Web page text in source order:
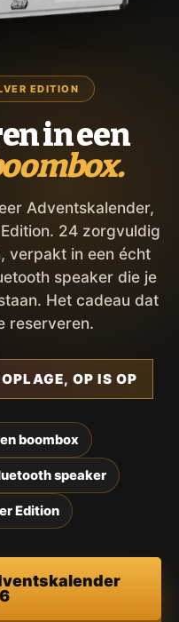
EDITION
in een
Adventskalender,
24 zorgvuldig
verpakt in een écht
speaker die je
Het cadeau dat
reserveren.
OP IS OP
boombox
speaker
Edition